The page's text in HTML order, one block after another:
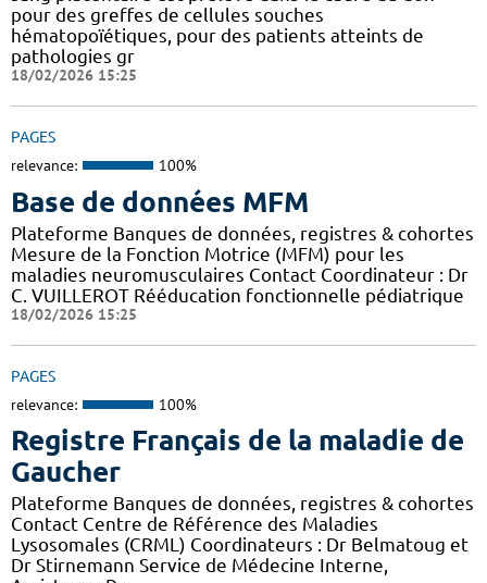
pour des greffes de cellules souches
hématopoïétiques, pour des patients atteints de
pathologies gr
18/02/2026 15:25
PAGES
relevance: 100%
Base de données MFM
Plateforme Banques de données, registres & cohortes
Mesure de la Fonction Motrice (MFM) pour les
maladies neuromusculaires Contact Coordinateur : Dr
C. VUILLEROT Rééducation fonctionnelle pédiatrique
18/02/2026 15:25
PAGES
relevance: 100%
Registre Français de la maladie de
Gaucher
Plateforme Banques de données, registres & cohortes
Contact Centre de Référence des Maladies
Lysosomales (CRML) Coordinateurs : Dr Belmatoug et
Dr Stirnemann Service de Médecine Interne,